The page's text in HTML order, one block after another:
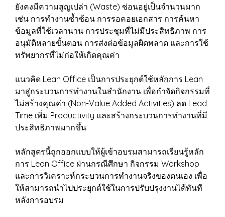
ยังคงมีความสูญเปล่า (Waste) ซ่อนอยู่เป็นจำนวนมาก
เช่น การทำงานซ้ำซ้อน การรอคอยเอกสาร การค้นหา
ข้อมูลที่ใช้เวลานาน การประชุมที่ไม่มีประสิทธิภาพ การ
อนุมัติหลายขั้นตอน การส่งต่อข้อมูลผิดพลาด และการใช้
ทรัพยากรที่ไม่ก่อให้เกิดคุณค่า
แนวคิด Lean Office เป็นการประยุกต์ใช้หลักการ Lean
มาสู่กระบวนการทำงานในสำนักงาน เพื่อกำจัดกิจกรรมที่
ไม่สร้างคุณค่า (Non-Value Added Activities) ลด Lead
Time เพิ่ม Productivity และสร้างกระบวนการทำงานที่มี
ประสิทธิภาพมากขึ้น
หลักสูตรนี้ถูกออกแบบให้ผู้เข้าอบรมสามารถเรียนรู้หลัก
การ Lean Office ผ่านกรณีศึกษา กิจกรรม Workshop
และการวิเคราะห์กระบวนการทำงานจริงของตนเอง เพื่อ
ให้สามารถนำไปประยุกต์ใช้ในการปรับปรุงงานได้ทันที
หลังการอบรม